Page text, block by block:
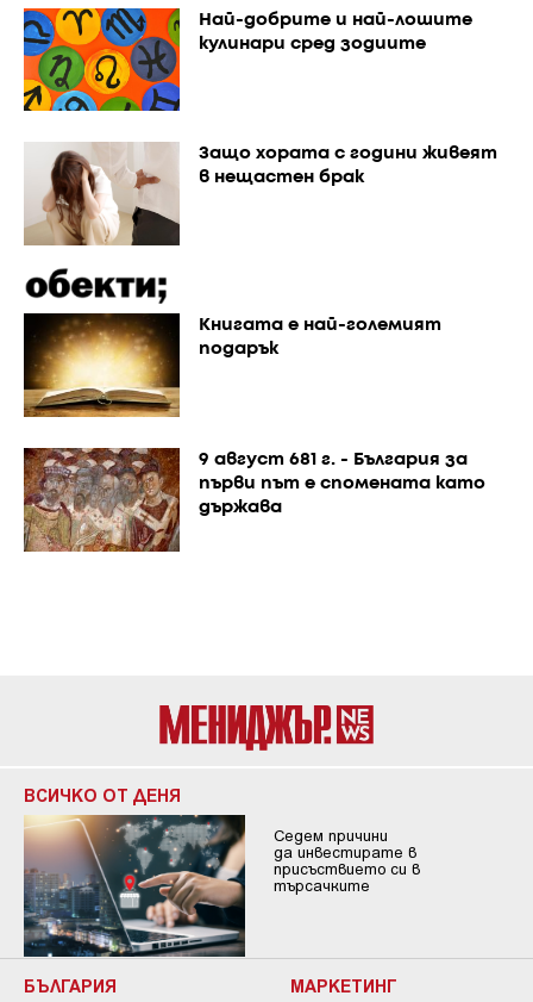
Най-добрите и най-лошите
кулинари сред зодиите
Защо хората с години живеят
в нещастен брак
Книгата е най-големият
подарък
9 август 681 г. - България за
първи път е спомената като
държава
ВСИЧКО ОТ ДЕНЯ
Седем причини
да инвестирате в
присъствието си в
търсачките
БЪЛГАРИЯ МАРКЕТИНГ